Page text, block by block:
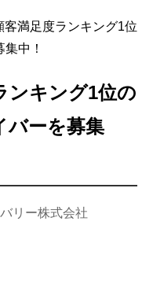
客満足度ランキング1位
中！
ンキング1位の
バーを募集
リー株式会社